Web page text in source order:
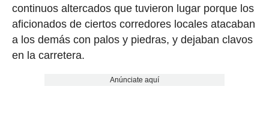
continuos altercados que tuvieron lugar porque los
aficionados de ciertos corredores locales atacaban
a los demás con palos y piedras, y dejaban clavos
en la carretera.
Anúnciate aquí